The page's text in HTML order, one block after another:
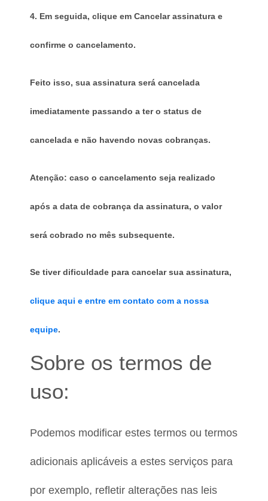
4. Em seguida, clique em Cancelar assinatura e
confirme o cancelamento.
Feito isso, sua assinatura será cancelada
imediatamente passando a ter o status de
cancelada e não havendo novas cobranças.
Atenção: caso o cancelamento seja realizado
após a data de cobrança da assinatura, o valor
será cobrado no mês subsequente.
clique aqui e entre em contato com a nossa
equipe.
Sobre os termos de
uso:
Podemos modificar estes termos ou termos
adicionais aplicáveis a estes serviços para
por exemplo, refletir alterações nas leis